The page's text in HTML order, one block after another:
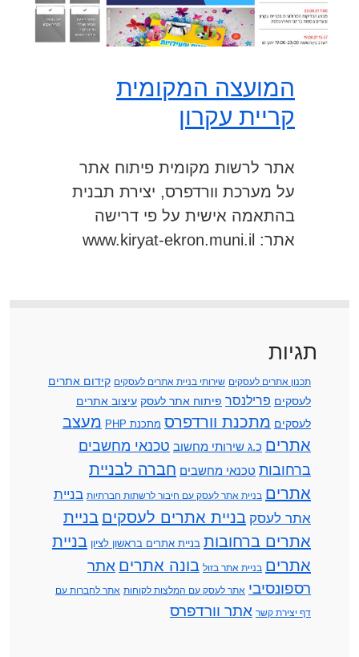
המועצה המקומית
קריית עקרון
אתר לרשות מקומית פיתוח אתר
על מערכת וורדפרס, יצירת תבנית
בהתאמה אישית על פי דרישה
אתר: www.kiryat-ekron.muni.il
תגיות
תכנון אתרים לעסקים שירותי בניית אתרים לעסקים קידום אתרים
לעסקים פרילנסר פיתוח אתר לעסק עיצוב אתרים
לעסקים מתכנת וורדפרס מתכנת PHP
מעצב
אתרים כ.ג שירותי מחשוב טכנאי מחשבים
ברחובות טכנאי מחשבים חברה לבניית
אתרים בניית אתר לעסק עם חיבור לרשתות חברתיות בניית
אתר לעסק בניית אתרים לעסקים בניית
אתרים ברחובות בניית אתרים בראשון לציון בניית
אתרים בניית אתר בזול בונה אתרים אתר
רספונסיבי אתר לעסק עם המלצות לקוחות אתר לחברות עם
דף יצירת קשר אתר וורדפרס